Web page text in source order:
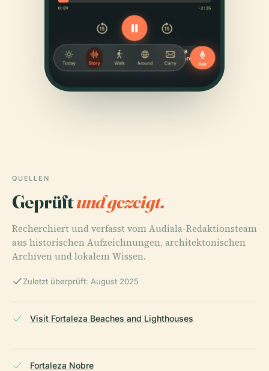
QUELLEN
Geprüftund gezeigt.
Recherchiert und verfasst vom Audiala-Redaktionsteam
aus historischen Aufzeichnungen, architektonischen
Archiven und lokalem Wissen.
Zuletzt überprüft: August 2025
Visit Fortaleza Beaches and Lighthouses
Fortaleza Nobre